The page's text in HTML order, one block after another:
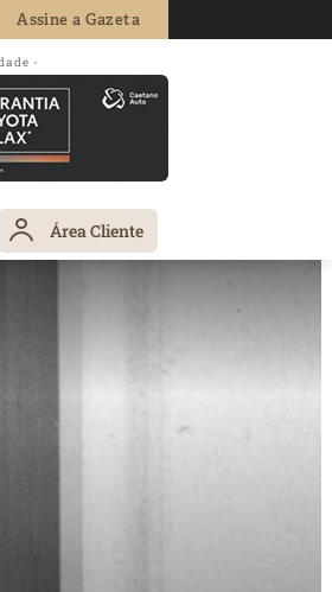
Assine a Gazeta
-
Área Cliente